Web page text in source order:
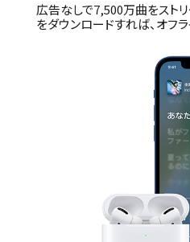
広告なしで7,500万曲をスト
をダウンロードすれば、オフ